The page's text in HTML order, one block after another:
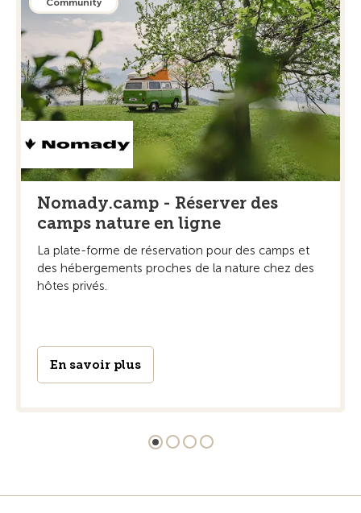
Nomady.camp - Réserver des
camps nature en ligne
La plate-forme de réservation pour des camps et
des hébergements proches de la nature chez des
hôtes privés.
En savoir plus